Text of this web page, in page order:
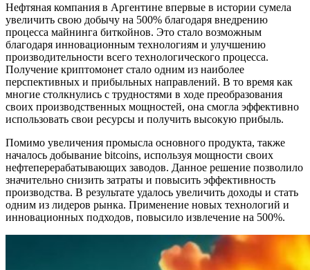
Нефтяная компания в Аргентине впервые в истории сумела
увеличить свою добычу на 500% благодаря внедрению
процесса майнинга биткойнов. Это стало возможным
благодаря инновационным технологиям и улучшению
производительности всего технологического процесса.
Получение криптомонет стало одним из наиболее
перспективных и прибыльных направлений. В то время как
многие столкнулись с трудностями в ходе преобразования
своих производственных мощностей, она смогла эффективно
использовать свои ресурсы и получить высокую прибыль.
Помимо увеличения промысла основного продукта, также
началось добывание bitcoins, используя мощности своих
нефтеперерабатывающих заводов. Данное решение позволило
значительно снизить затраты и повысить эффективность
производства. В результате удалось увеличить доходы и стать
одним из лидеров рынка. Применение новых технологий и
инновационных подходов, повысило извлечение на 500%.